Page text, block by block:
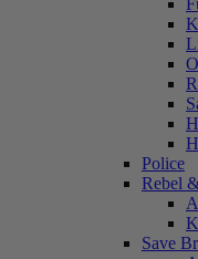
Police
Rebel
Save